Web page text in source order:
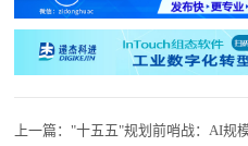
上一篇： "十五五"规划前哨战：AI规